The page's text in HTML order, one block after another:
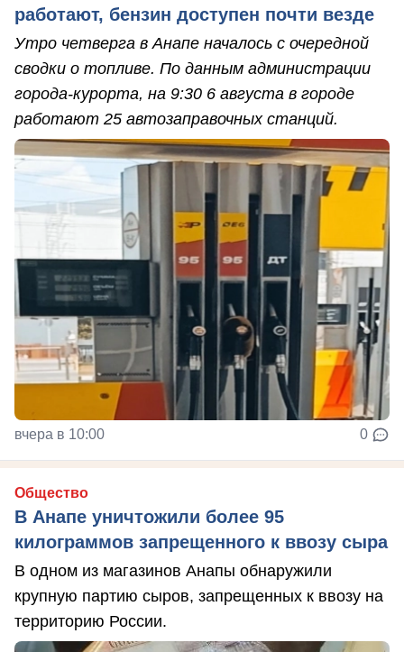
работают, бензин доступен почти везде
Утро четверга в Анапе началось с очередной
сводки о топливе. По данным администрации
города-курорта, на 9:30 6 августа в городе
работают 25 автозаправочных станций.
вчера в 10:00 0
Общество
В Анапе уничтожили более 95
килограммов запрещенного к ввозу сыра
В одном из магазинов Анапы обнаружили
крупную партию сыров, запрещенных к ввозу на
территорию России.